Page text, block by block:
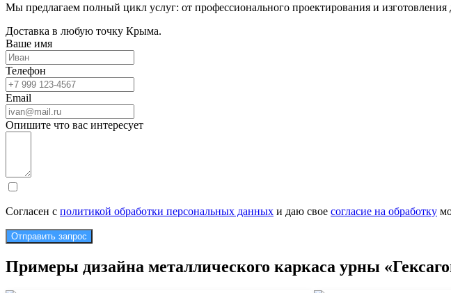
Мы предлагаем полный цикл услуг: от профессионального проектирования и
Доставка в любую точку Крыма.
Ваше имя
Телефон
Email
Опишите что вас интересует
Согласен с политикой обработки персональных данных и даю свое согласие на обработку
Отправить запрос
Примеры дизайна металлического каркаса урны